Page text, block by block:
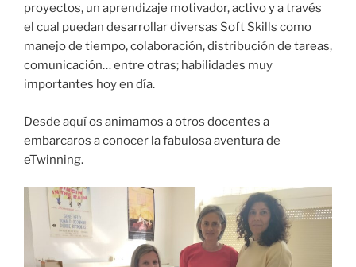
proyectos, un aprendizaje motivador, activo y a través
el cual puedan desarrollar diversas Soft Skills como
manejo de tiempo, colaboración, distribución de tareas,
comunicación… entre otras; habilidades muy
importantes hoy en día.
Desde aquí os animamos a otros docentes a
embarcaros a conocer la fabulosa aventura de
eTwinning.